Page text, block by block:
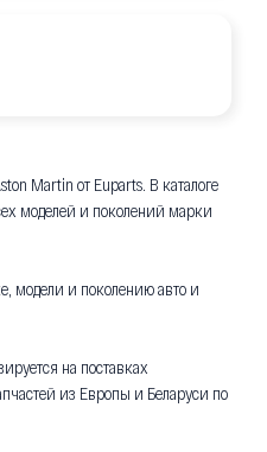
Martin от Euparts. В каталоге
моделей и поколений марки
модели и поколению авто и
на поставках
из Европы и Беларуси по